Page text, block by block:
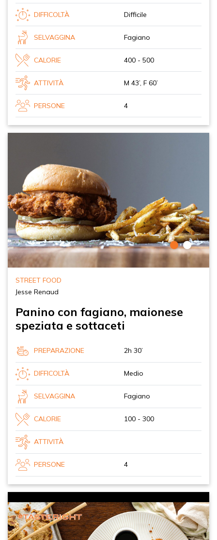
DIFFICOLTÀ Difficile
SELVAGGINA Fagiano
CALORIE 400 - 500
ATTIVITÀ M 43’, F 60’
PERSONE 4
STREET FOOD
Jesse Renaud
Panino con fagiano, maionese
speziata e sottaceti
PREPARAZIONE 2h 30’
DIFFICOLTÀ Medio
SELVAGGINA Fagiano
CALORIE 100 - 300
ATTIVITÀ
PERSONE 4